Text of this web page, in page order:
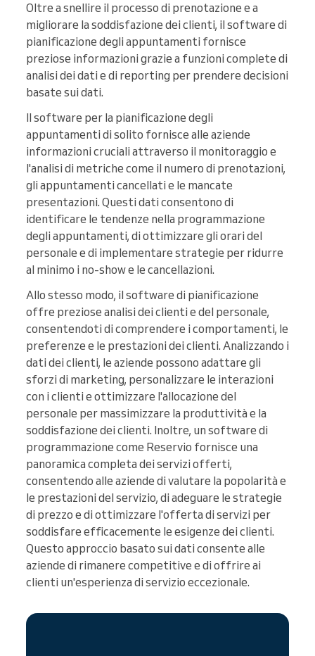
Oltre a snellire il processo di prenotazione e a
migliorare la soddisfazione dei clienti, il software di
pianificazione degli appuntamenti fornisce
preziose informazioni grazie a funzioni complete di
analisi dei dati e di reporting per prendere decisioni
basate sui dati.
Il software per la pianificazione degli
appuntamenti di solito fornisce alle aziende
informazioni cruciali attraverso il monitoraggio e
l'analisi di metriche come il numero di prenotazioni,
gli appuntamenti cancellati e le mancate
presentazioni. Questi dati consentono di
identificare le tendenze nella programmazione
degli appuntamenti, di ottimizzare gli orari del
personale e di implementare strategie per ridurre
al minimo i no-show e le cancellazioni.
Allo stesso modo, il software di pianificazione
offre preziose analisi dei clienti e del personale,
consentendoti di comprendere i comportamenti, le
preferenze e le prestazioni dei clienti. Analizzando i
dati dei clienti, le aziende possono adattare gli
sforzi di marketing, personalizzare le interazioni
con i clienti e ottimizzare l'allocazione del
personale per massimizzare la produttività e la
soddisfazione dei clienti. Inoltre, un software di
programmazione come Reservio fornisce una
panoramica completa dei servizi offerti,
consentendo alle aziende di valutare la popolarità e
le prestazioni del servizio, di adeguare le strategie
di prezzo e di ottimizzare l'offerta di servizi per
soddisfare efficacemente le esigenze dei clienti.
Questo approccio basato sui dati consente alle
aziende di rimanere competitive e di offrire ai
clienti un'esperienza di servizio eccezionale.